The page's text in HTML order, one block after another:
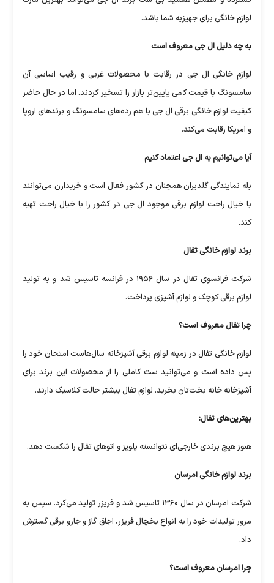
لوازم خانگی برای جهیزیه شما باشد.
به چه دلیل ال جی معروف است
لوازم خانگی ال جی در رقابت با محصولات غربی و رقیب اساسی آن
سامسونگ با قیمت کمی پایین‌تر بازار را تسخیر کردند. اما در حال حاضر
کیفیت لوازم خانگی برقی ال جی با هم رده‌های سامسونگ و برند‌های اروپا
و امریکا رقابت می‌کند.
آیا می‌توانیم به ال جی اعتماد کنیم
بله نمایندگی گلدیران همچنان در کشور فعال است و خریدارن می‌توانند
با خیال راحت لوازم برقی موجود ال جی در کشور را با خیال راحت تهیه
کند.
برند لوازم خانگی تفال
شرکت فرانسوی تفال در سال ۱۹۵۶ در فرانسه تاسیس شد و به تولید
لوازم برقی کوچک و لوازم آشپزی پرداخت.
چرا تفال معروف است؟
لوازم خانگی تفال در زمینه لوازم برقی آشپزخانه سال‌هاست امتحان خود را
پس داده است و می‌توانید ست کاملی را از محصولات این برند برای
آشپزخانه خانه بخت‌تان بخرید. لوازم تفال بیشتر حالت کلاسیک دارند.
بهترین‌های تفال:
هنوز هیچ برندی خارجی‌ای نتوانسته پلوپز و اتو‌های تفال را شکست دهد.
برند لوازم خانگی امرسان
شرکت امرسان در سال ۱۳۶۰ تاسیس شد و فریزر تولید می‌کرد. سپس به
مرور تولیدات خود را به انواع یخچال فریزر، اجاق گاز و جارو برقی گسترش
داد.
چرا امرسان معروف است؟